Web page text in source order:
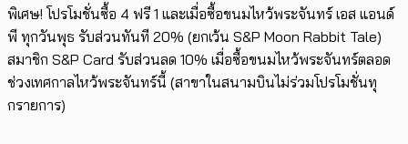
พิเศษ! โปรโมชั่นซื้อ 4 ฟรี 1 และเมื่อซื้อขนมไหว้พระจันทร์ เอส แอนด์
พี ทุกวันพุธ รับส่วนทันที 20% (ยกเว้น S&P Moon Rabbit Tale)
สมาชิก S&P Card รับส่วนลด 10% เมื่อซื้อขนมไหว้พระจันทร์ตลอด
ช่วงเทศกาลไหว้พระจันทร์นี้ (สาขาในสนามบินไม่ร่วมโปรโมชั่นทุ
กรายการ)